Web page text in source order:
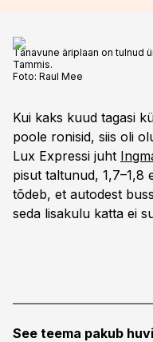
Tänavune äriplaan on tulnud
Tammis.
Foto: Raul Mee
Kui kaks kuud tagasi
poole ronisid, siis oli
Lux Expressi juht
pisut taltunud, 1,7–1,8
tõdeb, et autodest
seda lisakulu katta ei
See teema pakub